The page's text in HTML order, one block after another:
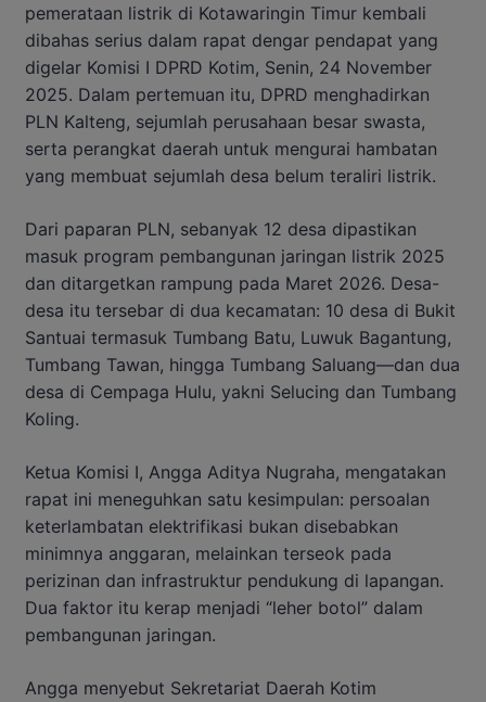
pemerataan listrik di Kotawaringin Timur kembali
dibahas serius dalam rapat dengar pendapat yang
digelar Komisi I DPRD Kotim, Senin, 24 November
2025. Dalam pertemuan itu, DPRD menghadirkan
PLN Kalteng, sejumlah perusahaan besar swasta,
serta perangkat daerah untuk mengurai hambatan
yang membuat sejumlah desa belum teraliri listrik.
Dari paparan PLN, sebanyak 12 desa dipastikan
masuk program pembangunan jaringan listrik 2025
dan ditargetkan rampung pada Maret 2026. Desa-
desa itu tersebar di dua kecamatan: 10 desa di Bukit
Santuai termasuk Tumbang Batu, Luwuk Bagantung,
Tumbang Tawan, hingga Tumbang Saluang—dan dua
desa di Cempaga Hulu, yakni Selucing dan Tumbang
Koling.
Ketua Komisi I, Angga Aditya Nugraha, mengatakan
rapat ini meneguhkan satu kesimpulan: persoalan
keterlambatan elektrifikasi bukan disebabkan
minimnya anggaran, melainkan terseok pada
perizinan dan infrastruktur pendukung di lapangan.
Dua faktor itu kerap menjadi “leher botol” dalam
pembangunan jaringan.
Angga menyebut Sekretariat Daerah Kotim